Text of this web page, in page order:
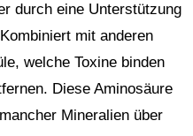
durch eine Unterstützung
mit anderen
welche Toxine binden
Diese Aminosäure
Mineralien über